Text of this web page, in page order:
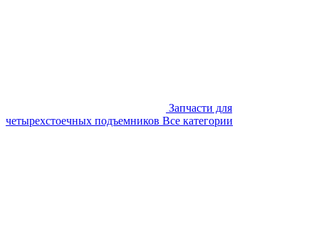
Запчасти для
четырехстоечных подъемников Все категории